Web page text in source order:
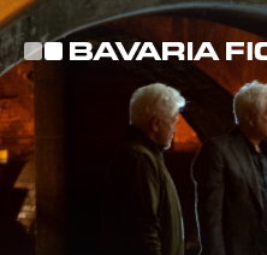
Skip
to
main
content